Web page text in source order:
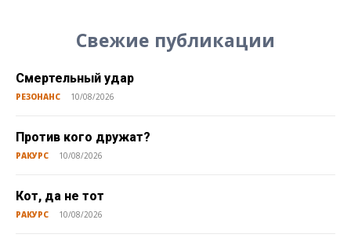
Свежие публикации
Смертельный удар
РЕЗОНАНС 10/08/2026
Против кого дружат?
РАКУРС 10/08/2026
Кот, да не тот
РАКУРС 10/08/2026